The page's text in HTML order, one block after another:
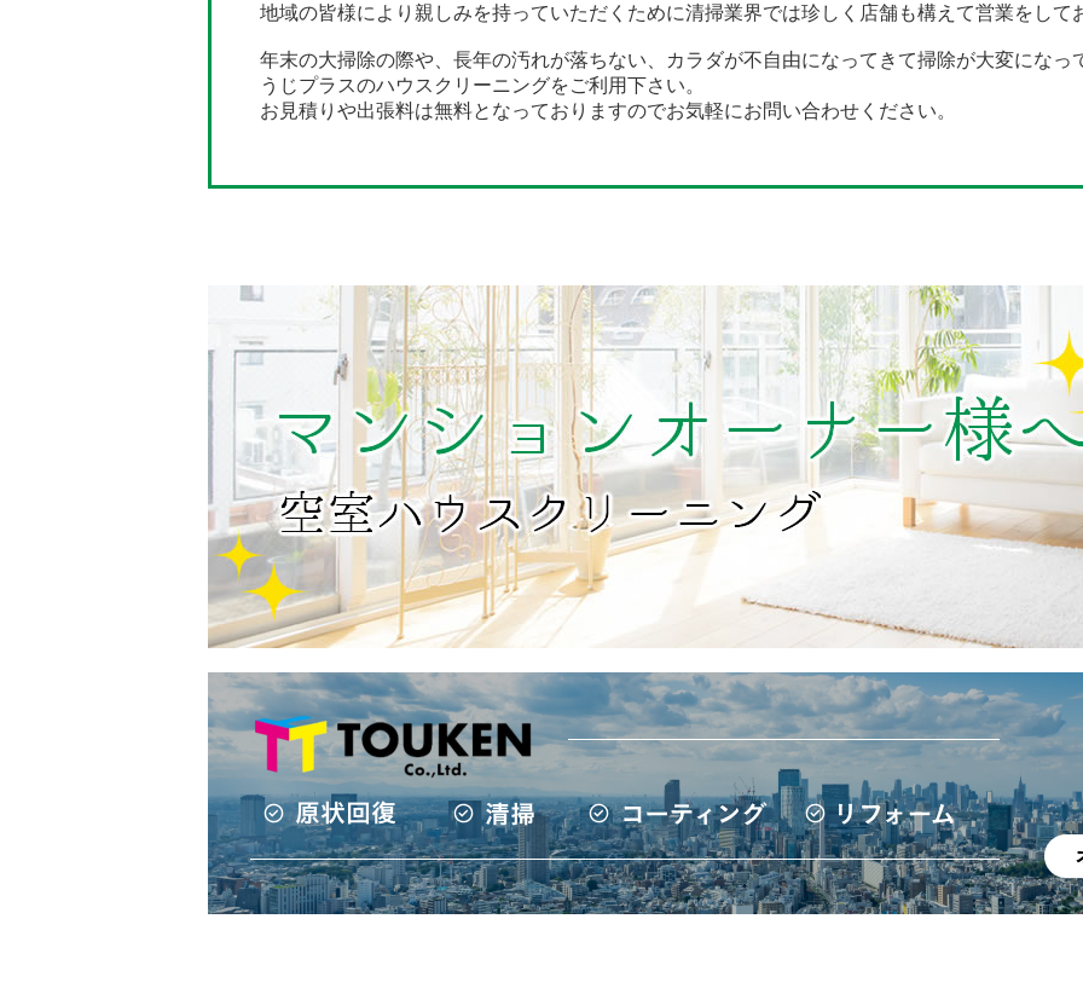
地域の皆様により親しみを持っていただくために清掃業界では珍しく店舗も構えて営業をして
年末の大掃除の際や、長年の汚れが落ちない、カラダが不自由になってきて掃除が大変になっ
うじプラスのハウスクリーニングをご利用下さい。
お見積りや出張料は無料となっておりますのでお気軽にお問い合わせください。